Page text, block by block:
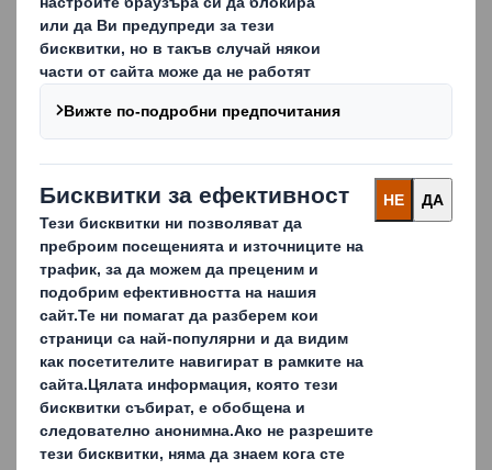
Предпазването на продуктите ви да се движат вътре в
опаковката и да се повредят по време на
транспортиране, съхранение и обработка е също
толкова важно, колкото и защитата им от външни
повреди. Затова ние проектираме, произвеждаме и
доставяме широка гама от индустриални решения.
Нашите решения:
Вложки
Решетки
Разделители
Тави
Carousel. Use previous and next buttons to move